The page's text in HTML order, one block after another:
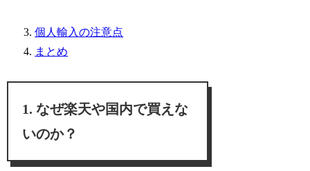
個人輸入の注意点
まとめ
なぜ楽天や国内で買えな
いのか？